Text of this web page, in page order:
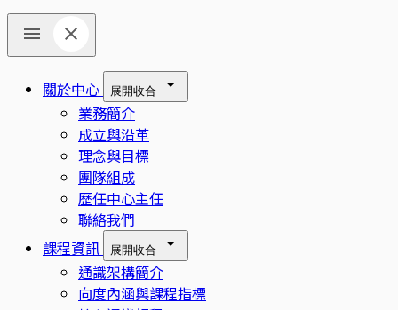
關於中心 展開收合
業務簡介
成立與沿革
理念與目標
團隊組成
歷任中心主任
聯絡我們
課程資訊
展開收合
通識架構簡介
向度內涵與課程指標